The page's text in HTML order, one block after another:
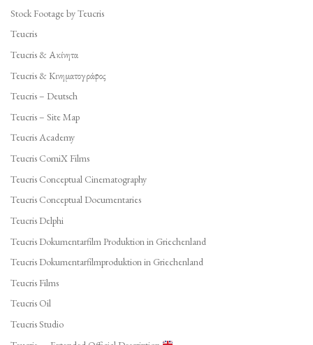
Stock Footage by Teucris
Teucris
Teucris & Ακίνητα
Teucris & Κινηματογράφος
Teucris – Deutsch
Teucris – Site Map
Teucris Academy
Teucris ComiX Films
Teucris Conceptual Cinematography
Teucris Conceptual Documentaries
Teucris Delphi
Teucris Dokumentarfilm Produktion in Griechenland
Teucris Dokumentarfilmproduktion in Griechenland
Teucris Films
Teucris Oil
Teucris Studio